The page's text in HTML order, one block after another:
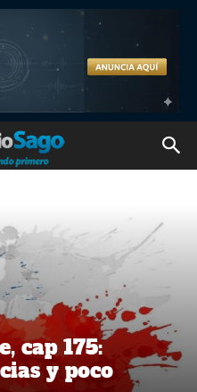
cap 175:
y poco